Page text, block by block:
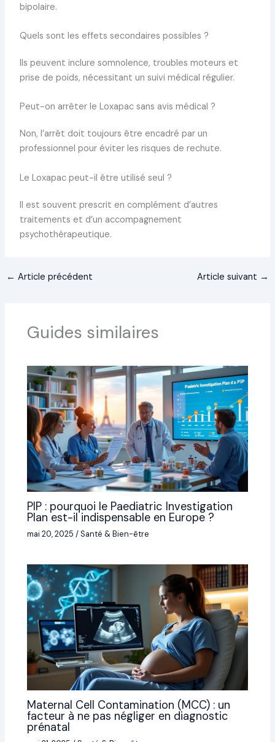
bipolaire.
Quels sont les effets secondaires possibles ?
Ils peuvent inclure somnolence, troubles moteurs et
prise de poids, nécessitant un suivi médical régulier.
Peut-on arrêter le Loxapac sans avis médical ?
Non, l’arrêt doit toujours être encadré par un
professionnel pour éviter les risques de rechute.
Le Loxapac peut-il être utilisé seul ?
Il est souvent prescrit en complément d’autres
traitements et d’un accompagnement
psychothérapeutique.
← Article précédent Article suivant →
Guides similaires
PIP : pourquoi le Paediatric Investigation
Plan est-il indispensable en Europe ?
mai 20, 2025/Santé & Bien-être
Maternal Cell Contamination (MCC) : un
facteur à ne pas négliger en diagnostic
prénatal